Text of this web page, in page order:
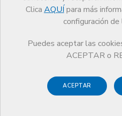
Clica AQUÍ para más
configuración
Puedes aceptar las
ACEPTAR o
ACEPTAR
Médicos y literatura
La carne y la